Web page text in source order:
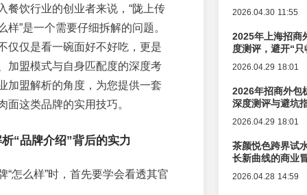
餐饮行业的创业者来说，“陇上传
样”是一个需要仔细拆解的问题。
仅仅是看一碗面好不好吃，更是
加盟模式与自身匹配度的深度考
加盟解析的角度，为您提供一套
面这类品牌的实用技巧。
“品牌介绍”背后的实力
“怎么样”时，首先要学会看透其官
2026.04.30 11:55
2025年上海招商
度测评，避开“
2026.04.29 18:01
2026年招商外包
深度测评与避坑
2026.04.29 18:01
茶颜悦色跨界试
长新曲线的商业
2026.04.28 14:59